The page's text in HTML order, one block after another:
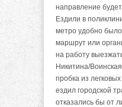
направление
Ездили в
метро удобно
маршрут или
на работу
Никитина/
пробка из
ездил городской
отказались бы от